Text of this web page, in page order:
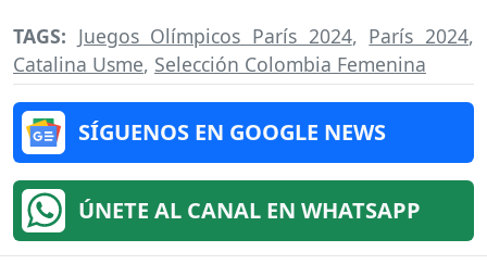
TAGS: Juegos Olímpicos París 2024, París 2024,
Catalina Usme, Selección Colombia Femenina
SÍGUENOS EN GOOGLE NEWS
ÚNETE AL CANAL EN WHATSAPP